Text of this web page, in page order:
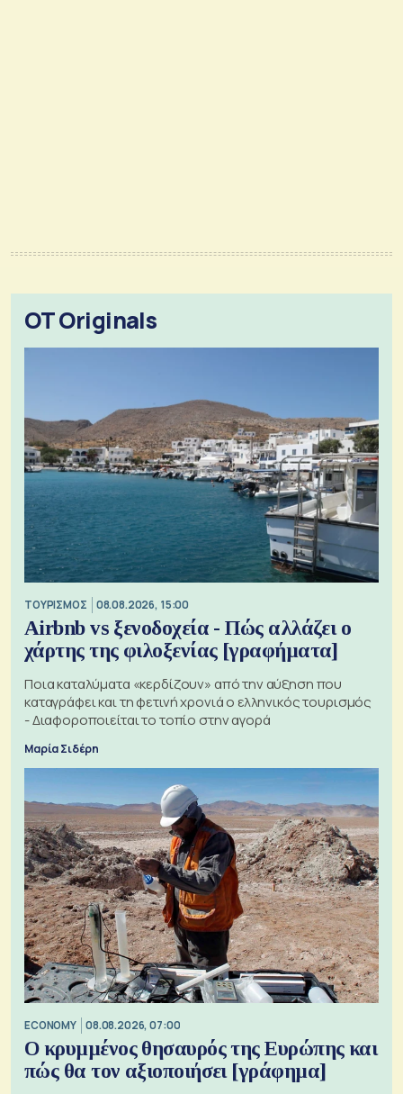
OT Originals
ΤΟΥΡΙΣΜΟΣ 08.08.2026, 15:00
Airbnb vs ξενοδοχεία - Πώς αλλάζει ο
χάρτης της φιλοξενίας [γραφήματα]
Ποια καταλύματα «κερδίζουν» από την αύξηση που
καταγράφει και τη φετινή χρονιά ο ελληνικός τουρισμός
- Διαφοροποιείται το τοπίο στην αγορά
Μαρία Σιδέρη
ECONOMY 08.08.2026, 07:00
Ο κρυμμένος θησαυρός της Ευρώπης και
πώς θα τον αξιοποιήσει [γράφημα]